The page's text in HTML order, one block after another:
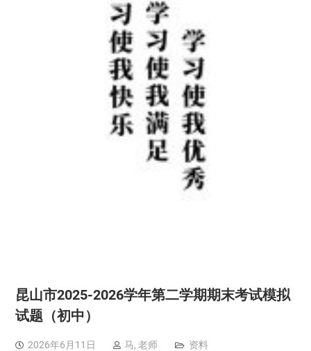
昆山市2025-2026学年第二学期期末考试模拟
试题（初中）
2026年6月11日 马, 老师 资料